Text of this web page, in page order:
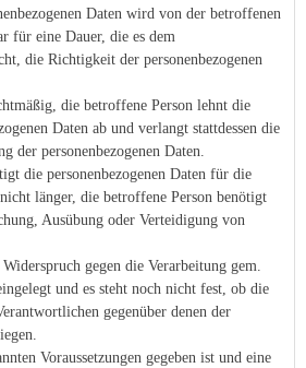
Daten wird von der betroffenen
für eine Dauer, die es dem
die Richtigkeit der personenbezogenen
die betroffene Person lehnt die
Daten ab und verlangt stattdessen die
der personenbezogenen Daten.
die personenbezogenen Daten für die
länger, die betroffene Person benötigt
Ausübung oder Verteidigung von
gegen die Verarbeitung gem.
und es steht noch nicht fest, ob die
gegenüber denen der
Voraussetzungen gegeben ist und eine